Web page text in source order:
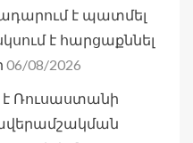
է պատմել
է հարցաքննել
06/08/2026
Ռուսաստանի